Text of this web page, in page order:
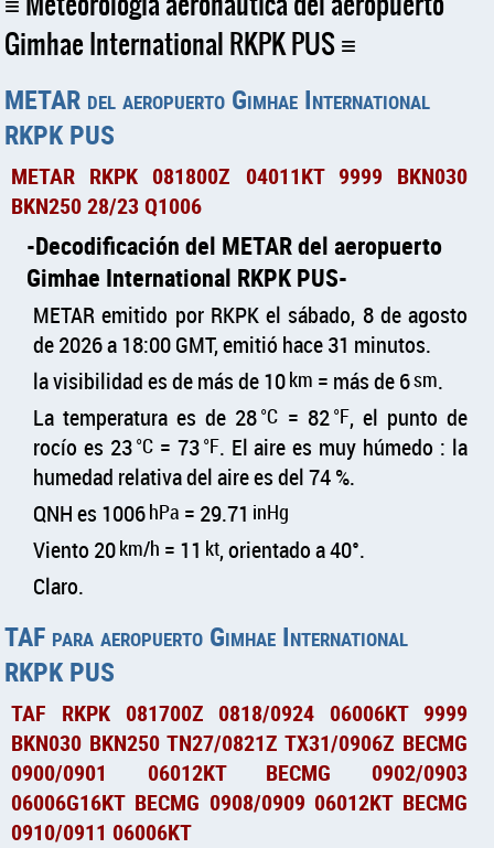
Gimhae International RKPK PUS
METAR del aeropuerto Gimhae International
RKPK PUS
METAR RKPK 081800Z 04011KT 9999 BKN030
BKN250 28/23 Q1006
Decodificación del METAR del aeropuerto
Gimhae International RKPK PUS
METAR emitido por RKPK el sábado, 8 de agosto
de 2026 a 18:00 GMT, emitió hace 31 minutos.
la visibilidad es de más de 10km = más de 6sm.
La temperatura es de 28°C = 82°F, el punto de
rocío es 23°C= 73°F. El aire es muy húmedo : la
humedad relativa del aire es del 74 %.
QNH es 1006hPa = 29.71 inHg
Viento 20km/h = 11 kt, orientado a 40°.
Claro.
TAF para aeropuerto Gimhae International
RKPK PUS
TAF RKPK 081700Z 0818/0924 06006KT 9999
BKN030 BKN250 TN27/0821Z TX31/0906Z BECMG
0900/0901 06012KT BECMG 0902/0903
06006G16KT BECMG 0908/0909 06012KT BECMG
0910/0911 06006KT